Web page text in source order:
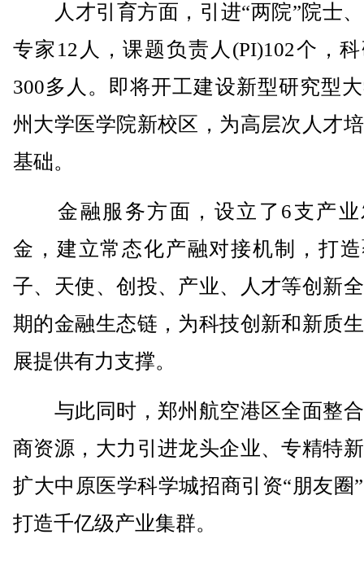
人才引育方面，引进“两院”院士
专家12人，课题负责人(PI)102个，
300多人。即将开工建设新型研究型
州大学医学院新校区，为高层次人才
基础。
金融服务方面，设立了6支产业
金，建立常态化产融对接机制，打
子、天使、创投、产业、人才等创新
期的金融生态链，为科技创新和新质
展提供有力支撑。
与此同时，郑州航空港区全面整
商资源，大力引进龙头企业、专精特
扩大中原医学科学城招商引资“朋友圈
打造千亿级产业集群。